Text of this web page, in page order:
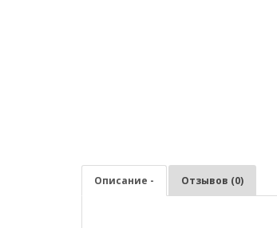
Описание - Отзывов (0)